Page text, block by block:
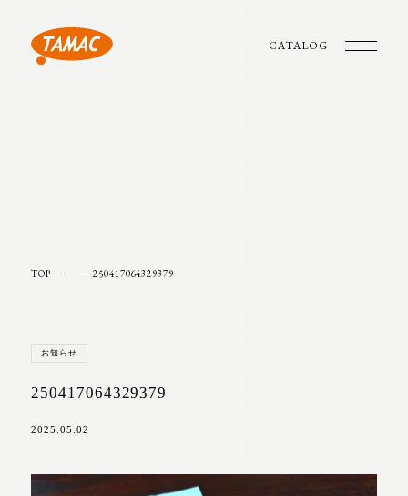
CATALOG
TOP 250417064329379
お知らせ
250417064329379
2025.05.02